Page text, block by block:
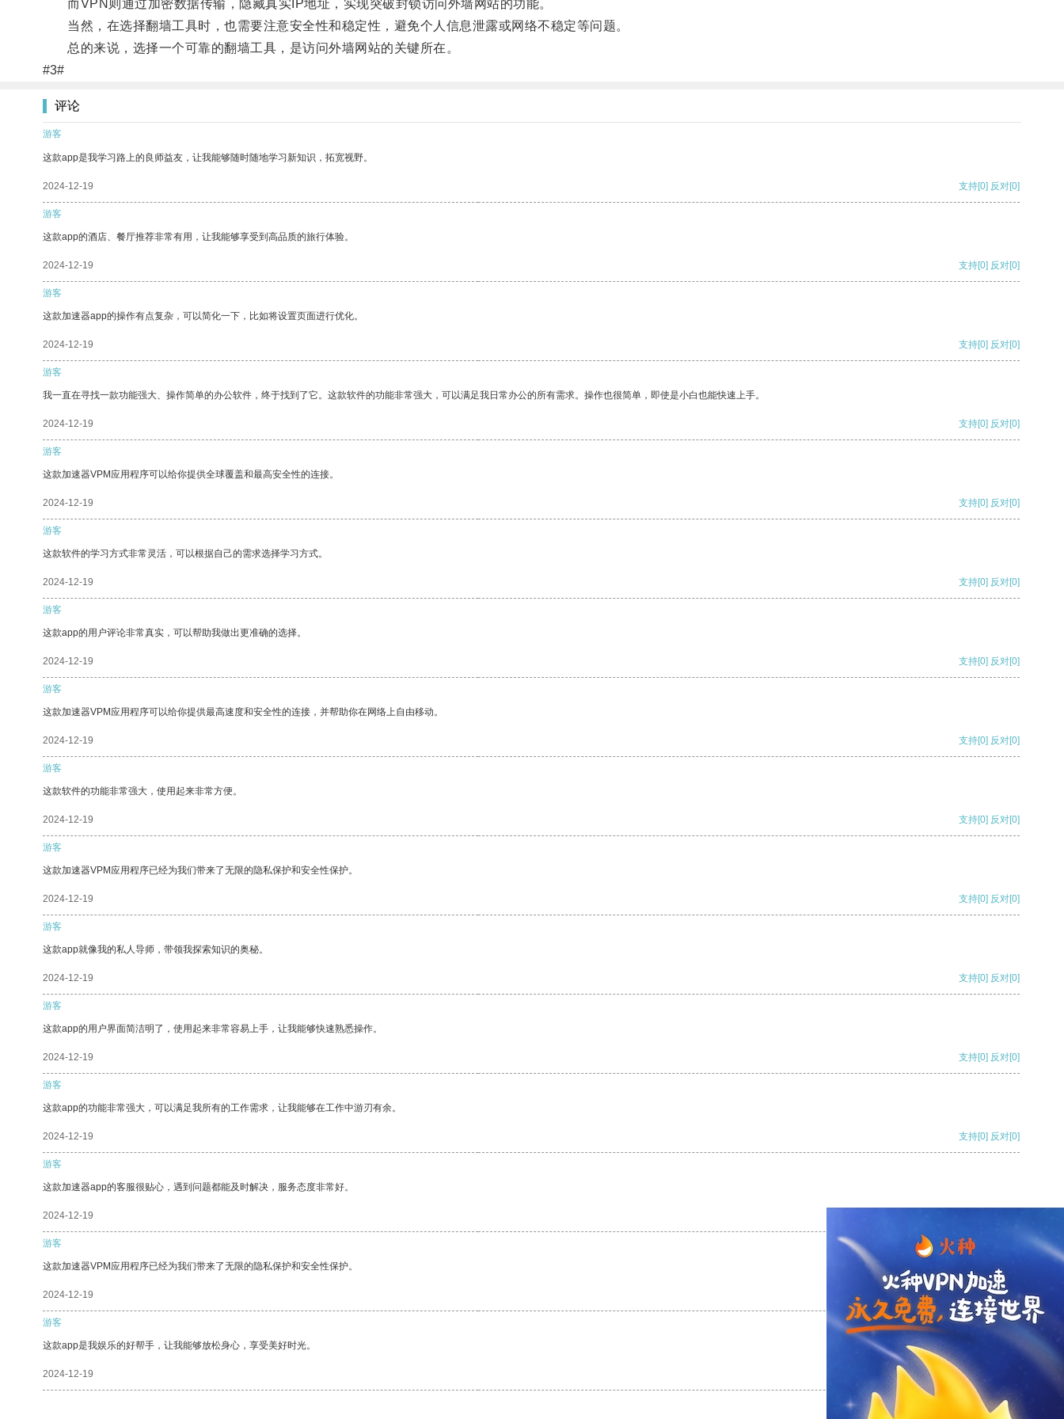
而VPN则通过加密数据传输，隐藏真实IP地址，实现突破封锁访问外墙网站的功能。
当然，在选择翻墙工具时，也需要注意安全性和稳定性，避免个人信息泄露或网络不稳定等问题。
总的来说，选择一个可靠的翻墙工具，是访问外墙网站的关键所在。
#3#
评论
游客
这款app是我学习路上的良师益友，让我能够随时随地学习新知识，拓宽视野。
2024-12-19 支持[0] 反对[0]
游客
这款app的酒店、餐厅推荐非常有用，让我能够享受到高品质的旅行体验。
2024-12-19 支持[0] 反对[0]
游客
这款加速器app的操作有点复杂，可以简化一下，比如将设置页面进行优化。
2024-12-19 支持[0] 反对[0]
游客
我一直在寻找一款功能强大、操作简单的办公软件，终于找到了它。这款软件的功能非常强大，可以满足我日常办公的所有需求。操作也很简单，即使是小白也能快速上手。
2024-12-19 支持[0] 反对[0]
游客
这款加速器VPM应用程序可以给你提供全球覆盖和最高安全性的连接。
2024-12-19 支持[0] 反对[0]
游客
这款软件的学习方式非常灵活，可以根据自己的需求选择学习方式。
2024-12-19 支持[0] 反对[0]
游客
这款app的用户评论非常真实，可以帮助我做出更准确的选择。
2024-12-19 支持[0] 反对[0]
游客
这款加速器VPM应用程序可以给你提供最高速度和安全性的连接，并帮助你在网络上自由移动。
2024-12-19 支持[0] 反对[0]
游客
这款软件的功能非常强大，使用起来非常方便。
2024-12-19 支持[0] 反对[0]
游客
这款加速器VPM应用程序已经为我们带来了无限的隐私保护和安全性保护。
2024-12-19 支持[0] 反对[0]
游客
这款app就像我的私人导师，带领我探索知识的奥秘。
2024-12-19 支持[0] 反对[0]
游客
这款app的用户界面简洁明了，使用起来非常容易上手，让我能够快速熟悉操作。
2024-12-19 支持[0] 反对[0]
游客
这款app的功能非常强大，可以满足我所有的工作需求，让我能够在工作中游刃有余。
2024-12-19 支持[0] 反对[0]
游客
这款加速器app的客服很贴心，遇到问题都能及时解决，服务态度非常好。
2024-12-19
游客
这款加速器VPM应用程序已经为我们带来了无限的隐私保护和安全性保护。
2024-12-19 支持 [0] 反对 [0]
游客
这款app是我娱乐的好帮手，让我能够放松身心，享受美好时光。
2024-12-19 支持